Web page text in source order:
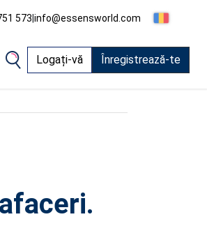
573|info@essensworld.com
Logați-vă Înregistrează-te